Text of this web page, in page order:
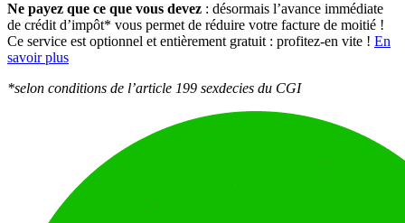
Ne payez que ce que vous devez : désormais l’avance immédiate
de crédit d’impôt* vous permet de réduire votre facture de moitié !
Ce service est optionnel et entièrement gratuit : profitez-en vite ! En
savoir plus
*selon conditions de l’article 199 sexdecies du CGI